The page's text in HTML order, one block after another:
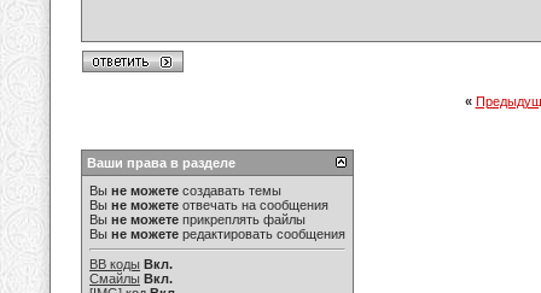
«
Ваши права в разделе
Вы не можете создавать темы
Вы не можете отвечать на сообщения
Вы не можете прикреплять файлы
Вы не можете редактировать сообщения
BB коды Вкл.
Смайлы Вкл.